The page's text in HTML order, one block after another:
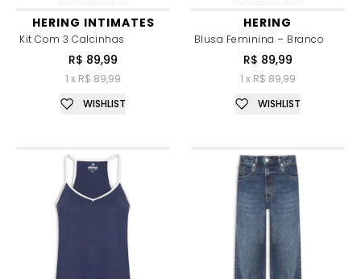
HERING INTIMATES
Kit Com 3 Calcinhas
R$ 89,99
1 x R$ 89,99
WISHLIST
HERING
Blusa Feminina – Branco
R$ 89,99
1 x R$ 89,99
WISHLIST